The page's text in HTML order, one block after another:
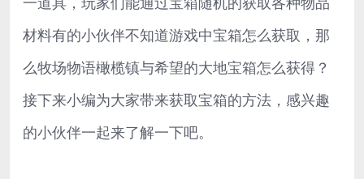
材料有的小伙伴不知道游戏中宝箱怎么获取，那
么牧场物语橄榄镇与希望的大地宝箱怎么获得？
接下来小编为大家带来获取宝箱的方法，感兴趣
的小伙伴一起来了解一下吧。